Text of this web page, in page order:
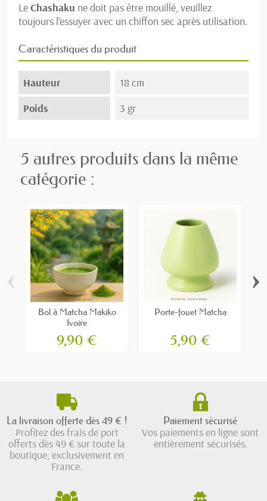
LeChashaku ne doit pas être mouillé, veuillez
toujours l'essuyer avec un chiffon sec après utilisation.
Caractéristiques du produit
Hauteur
18 cm
Poids
3 gr
5 autres produits dans la même
catégorie :
Bol à Matcha Makiko
Ivoire
9,90 €
Porte-fouet Matcha
5,90 €
‹ ›
La livraison offerte dès 49 € !
Profitez des frais de port
offerts dès 49 € sur toute la
boutique, exclusivement en
France.
Paiement sécurisé
Vos paiements en ligne sont
entièrement sécurisés.